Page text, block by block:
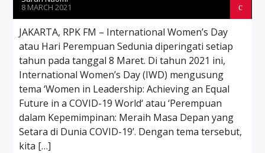
8 MARCH 2021
JAKARTA, RPK FM – International Women’s Day
atau Hari Perempuan Sedunia diperingati setiap
tahun pada tanggal 8 Maret. Di tahun 2021 ini,
International Women’s Day (IWD) mengusung
tema ‘Women in Leadership: Achieving an Equal
Future in a COVID-19 World‘ atau ‘Perempuan
dalam Kepemimpinan: Meraih Masa Depan yang
Setara di Dunia COVID-19’. Dengan tema tersebut,
kita […]